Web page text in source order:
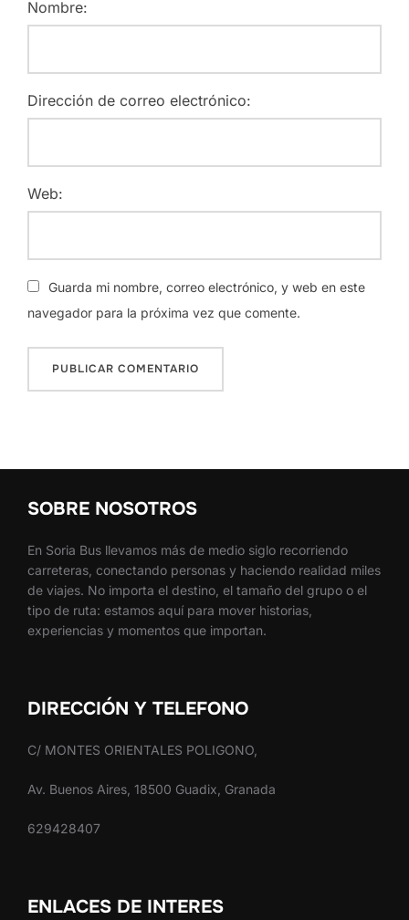
Nombre:
Dirección de correo electrónico:
Web:
Guarda mi nombre, correo electrónico, y web en este
navegador para la próxima vez que comente.
SOBRE NOSOTROS
En Soria Bus llevamos más de medio siglo recorriendo
carreteras, conectando personas y haciendo realidad miles
de viajes. No importa el destino, el tamaño del grupo o el
tipo de ruta: estamos aquí para mover historias,
experiencias y momentos que importan.
DIRECCIÓN Y TELEFONO
C/ MONTES ORIENTALES POLIGONO,
Av. Buenos Aires, 18500 Guadix, Granada
629428407
ENLACES DE INTERES